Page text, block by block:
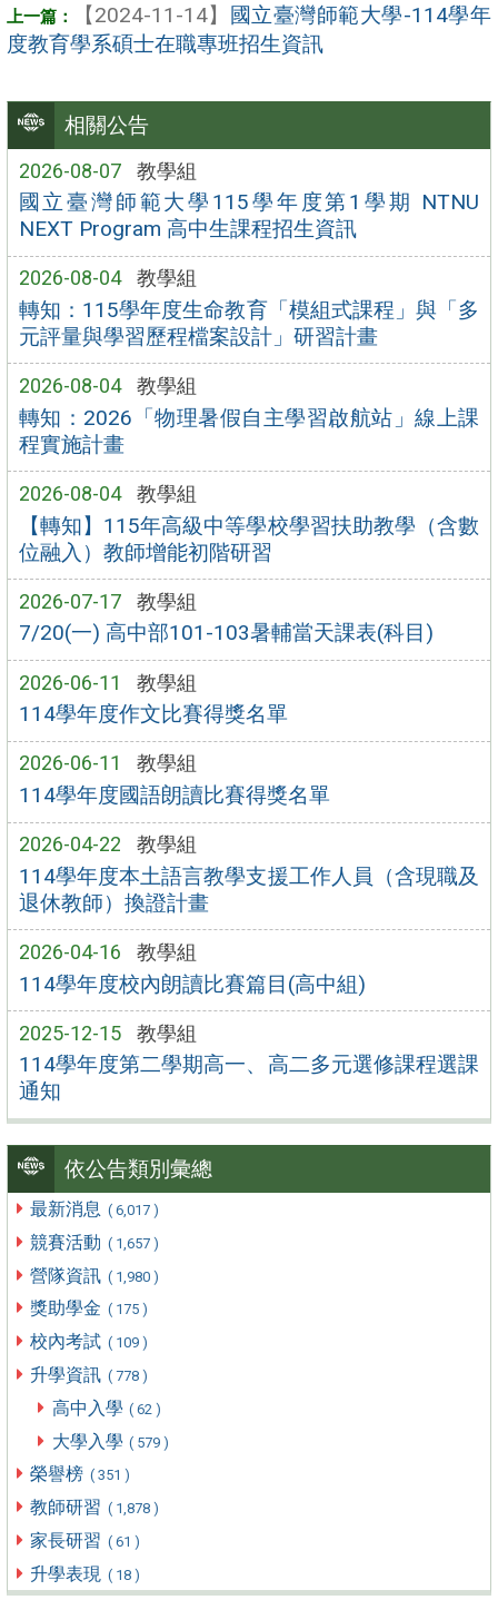
相關公告
2026-08-07 教學組
國立臺灣師範大學115學年度第1學期 NTNU
NEXT Program 高中生課程招生資訊
2026-08-04 教學組
轉知：115學年度生命教育「模組式課程」與「多
元評量與學習歷程檔案設計」研習計畫
2026-08-04 教學組
轉知：2026「物理暑假自主學習啟航站」線上課
程實施計畫
2026-08-04 教學組
【轉知】115年高級中等學校學習扶助教學（含數
位融入）教師增能初階研習
2026-07-17 教學組
7/20(一) 高中部101-103暑輔當天課表(科目)
2026-06-11 教學組
114學年度作文比賽得獎名單
2026-06-11 教學組
114學年度國語朗讀比賽得獎名單
2026-04-22 教學組
114學年度本土語言教學支援工作人員（含現職及
退休教師）換證計畫
2026-04-16 教學組
114學年度校內朗讀比賽篇目(高中組)
2025-12-15 教學組
114學年度第二學期高一、高二多元選修課程選課
通知
依公告類別彙總
最新消息 ( 6,017 )
競賽活動 ( 1,657 )
營隊資訊 ( 1,980 )
獎助學金 ( 175 )
校內考試 ( 109 )
升學資訊 ( 778 )
高中入學 ( 62 )
大學入學 ( 579 )
榮譽榜 ( 351 )
教師研習 ( 1,878 )
家長研習 ( 61 )
升學表現 ( 18 )
【2024-11-14】 國立臺灣師範大學-114學年
度教育學系碩士在職專班招生資訊